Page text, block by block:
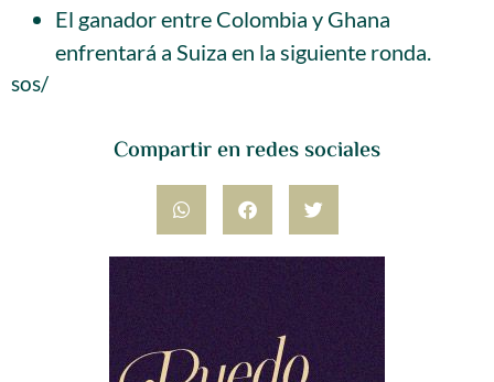
Compartir en redes sociales
El ganador entre Colombia y Ghana
enfrentará a Suiza en la siguiente ronda.
sos/